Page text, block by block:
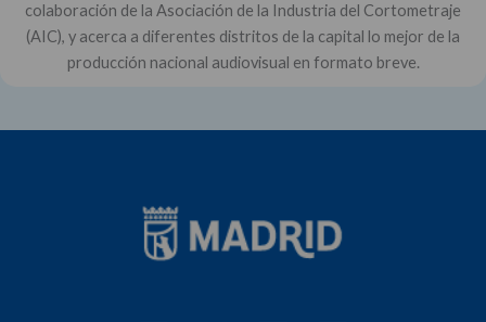
colaboración de la Asociación de la Industria del Cortometraje
(AIC), y acerca a diferentes distritos de la capital lo mejor de la
producción nacional audiovisual en formato breve.